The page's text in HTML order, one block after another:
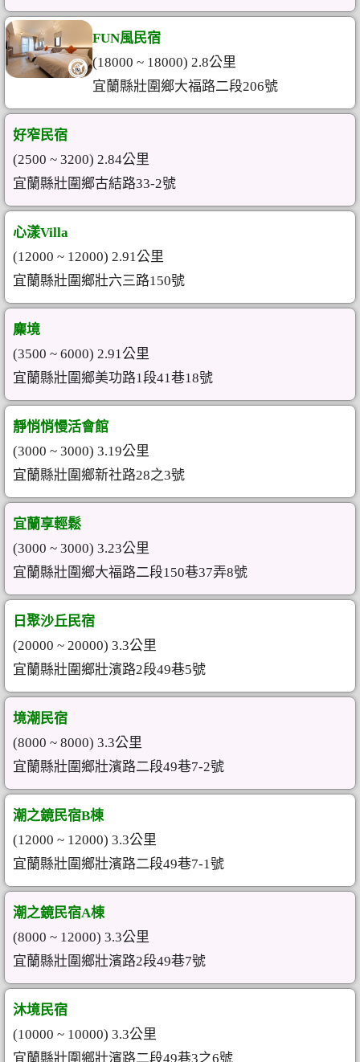
FUN風民宿
(18000 ~ 18000) 2.8公里
宜蘭縣壯圍鄉大福路二段206號
好窄民宿
(2500 ~ 3200) 2.84公里
宜蘭縣壯圍鄉古結路33-2號
心漾Villa
(12000 ~ 12000) 2.91公里
宜蘭縣壯圍鄉壯六三路150號
麋境
(3500 ~ 6000) 2.91公里
宜蘭縣壯圍鄉美功路1段41巷18號
靜悄悄慢活會館
(3000 ~ 3000) 3.19公里
宜蘭縣壯圍鄉新社路28之3號
宜蘭享輕鬆
(3000 ~ 3000) 3.23公里
宜蘭縣壯圍鄉大福路二段150巷37弄8號
日聚沙丘民宿
(20000 ~ 20000) 3.3公里
宜蘭縣壯圍鄉壯濱路2段49巷5號
境潮民宿
(8000 ~ 8000) 3.3公里
宜蘭縣壯圍鄉壯濱路二段49巷7-2號
潮之鏡民宿B棟
(12000 ~ 12000) 3.3公里
宜蘭縣壯圍鄉壯濱路二段49巷7-1號
潮之鏡民宿A棟
(8000 ~ 12000) 3.3公里
宜蘭縣壯圍鄉壯濱路2段49巷7號
沐境民宿
(10000 ~ 10000) 3.3公里
宜蘭縣壯圍鄉壯濱路二段49巷3之6號